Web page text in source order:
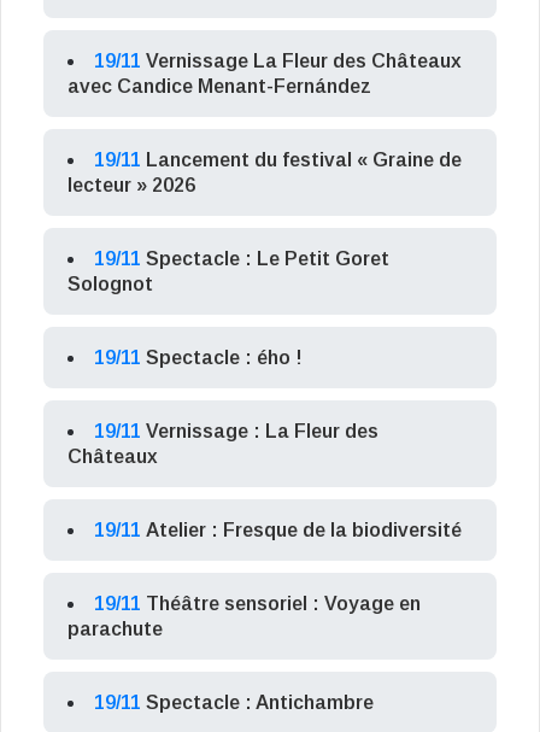
19/11 Vernissage La Fleur des Châteaux
avec Candice Menant-Fernández
19/11 Lancement du festival « Graine de
lecteur » 2026
19/11 Spectacle : Le Petit Goret
Solognot
19/11 Spectacle : ého !
19/11 Vernissage : La Fleur des
Châteaux
19/11 Atelier : Fresque de la biodiversité
19/11 Théâtre sensoriel : Voyage en
parachute
19/11 Spectacle : Antichambre